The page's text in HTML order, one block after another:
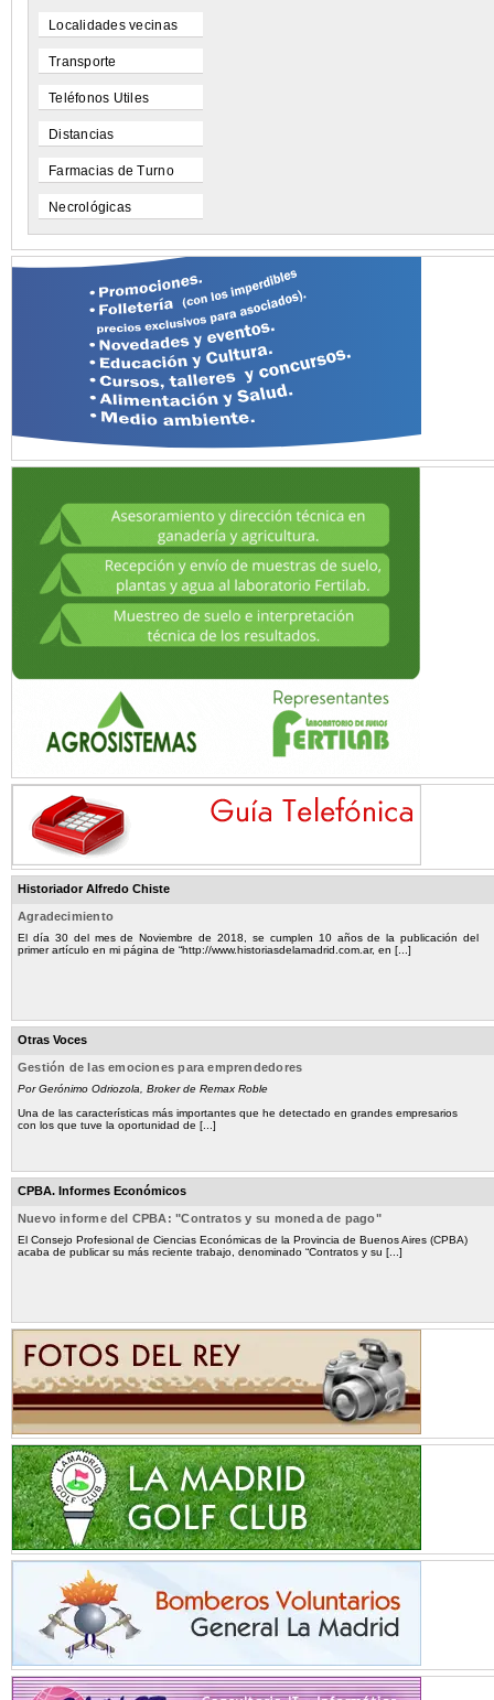
Localidades vecinas
Transporte
Teléfonos Utiles
Distancias
Farmacias de Turno
Necrológicas
Historiador Alfredo Chiste
Agradecimiento
El día 30 del mes de Noviembre de 2018, se cumplen 10 años de la publicación del
primer artículo en mi página de “http://www.historiasdelamadrid.com.ar, en [...]
Otras Voces
Gestión de las emociones para emprendedores
Por Gerónimo Odriozola, Broker de Remax Roble
Una de las características más importantes que he detectado en grandes empresarios
con los que tuve la oportunidad de [...]
CPBA. Informes Económicos
Nuevo informe del CPBA: "Contratos y su moneda de pago"
El Consejo Profesional de Ciencias Económicas de la Provincia de Buenos Aires (CPBA)
acaba de publicar su más reciente trabajo, denominado “Contratos y su [...]